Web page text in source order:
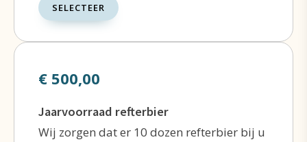
SELECTEER
€ 500,00
Jaarvoorraad refterbier
Wij zorgen dat er 10 dozen refterbier bij u